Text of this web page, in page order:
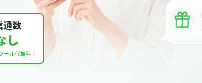
通数
し
ール代無料！